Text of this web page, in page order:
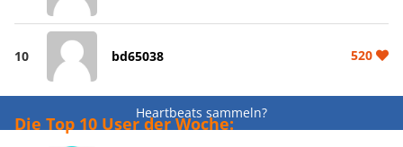
10 bd65038 520
Heartbeats sammeln?
Die Top 10 User der Woche: